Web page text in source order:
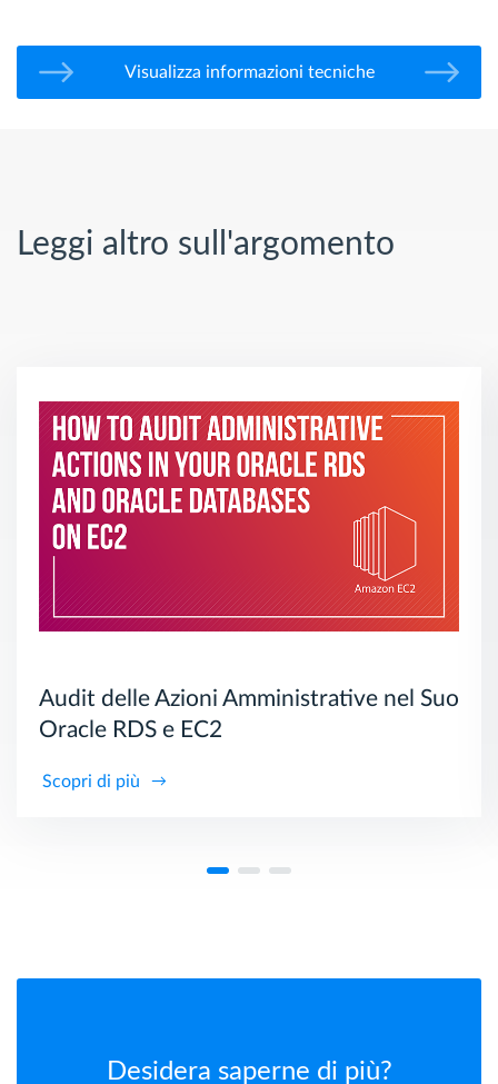
Visualizza informazioni tecniche
Leggi altro sull'argomento
Audit delle Azioni Amministrative nel Suo
Oracle RDS e EC2
Scopri di più
Desidera saperne di più?